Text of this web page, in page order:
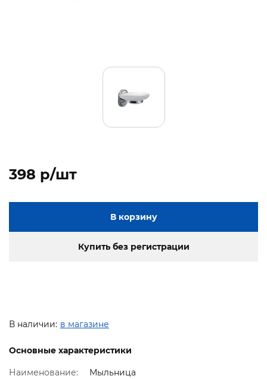
398 p/шт
В корзину
Купить без регистрации
В наличии: в магазине
Основные характеристики
Наименование:
Мыльница